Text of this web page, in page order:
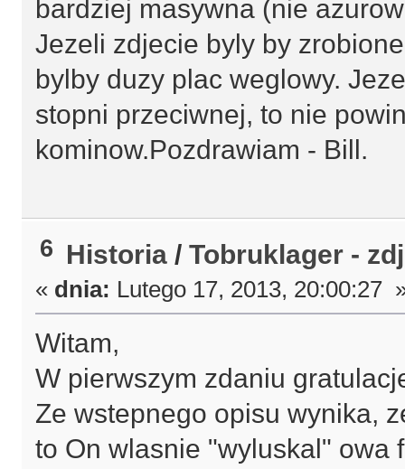
bardziej masywna (nie
Jezeli zdjecie byly by
bylby duzy plac weglowy.
stopni przeciwnej, to nie
kominow.Pozdrawiam - Bill.
6 Historia /Tobruklager -
« dnia: Lutego 17, 2013, 20:00:27
Witam,
W pierwszym zdaniu
Ze wstepnego opisu wynika,
to On wlasnie "wyluskal" owa